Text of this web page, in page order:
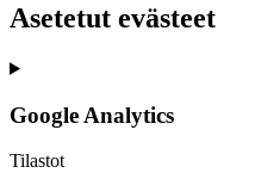
Asetetut evästeet
Google Analytics
Tilastot